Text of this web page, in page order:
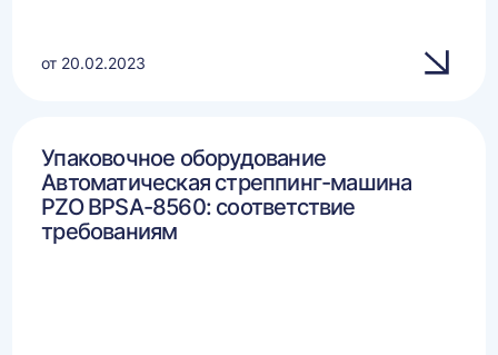
от 20.02.2023
Упаковочное оборудование
Автоматическая стреппинг-машина
PZO BPSA-8560: соответствие
требованиям